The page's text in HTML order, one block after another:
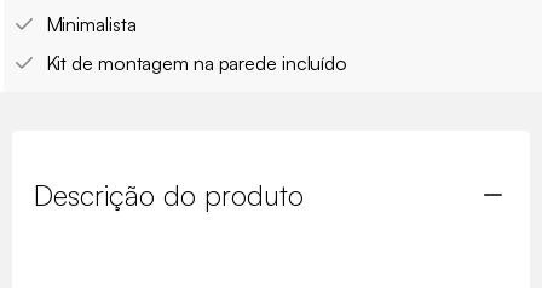
Minimalista
Kit de montagem na parede incluído
Descrição do produto